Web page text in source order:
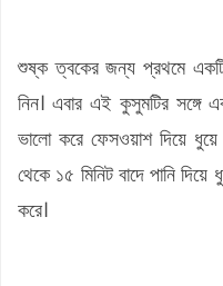
শুষ্ক ত্বকের জন্য প্রথমে
নিন। এবার এই কুসুমটির সঙ্গে
ভালো করে ফেসওয়াশ দিয়ে
থেকে ১৫ মিনিট বাদে পানি
করে।